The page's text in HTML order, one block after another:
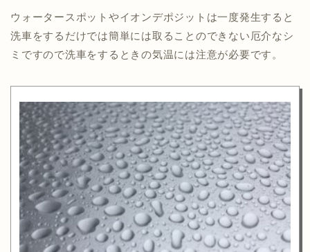
ウォータースポットやイオンデポジットは一度発生すると
洗車をするだけでは簡単には取ることのできない厄介なシ
ミですので洗車をするときの気温には注意が必要です。